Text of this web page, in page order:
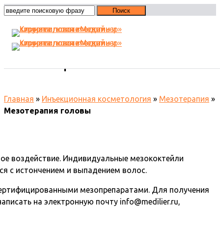
Главная » Инъекционная косметология » Мезотерапия »
Мезотерапия головы
воздействие. Индивидуальные мезококтейли
с истончением и выпадением волос.
мезопрепаратами. Для получения
на электронную почту info@medilier.ru,